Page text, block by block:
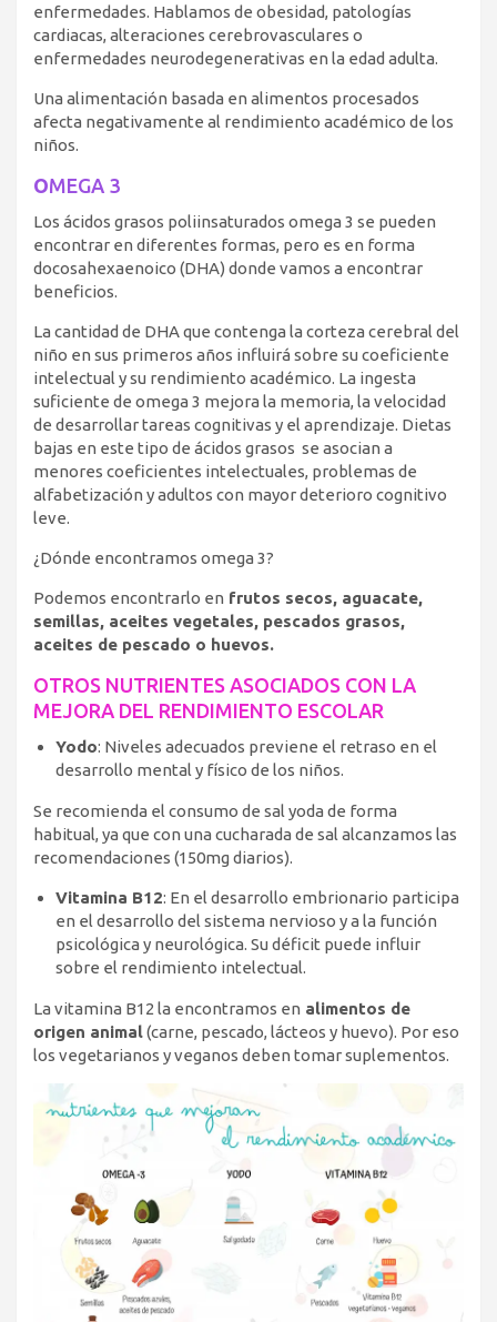
enfermedades. Hablamos de obesidad, patologías
cardiacas, alteraciones cerebrovasculares o
enfermedades neurodegenerativas en la edad adulta.
Una alimentación basada en alimentos procesados
afecta negativamente al rendimiento académico de los
niños.
OMEGA 3
Los ácidos grasos poliinsaturados omega 3 se pueden
encontrar en diferentes formas, pero es en forma
docosahexaenoico (DHA) donde vamos a encontrar
beneficios.
La cantidad de DHA que contenga la corteza cerebral del
niño en sus primeros años influirá sobre su coeficiente
intelectual y su rendimiento académico. La ingesta
suficiente de omega 3 mejora la memoria, la velocidad
de desarrollar tareas cognitivas y el aprendizaje. Dietas
bajas en este tipo de ácidos grasos se asocian a
menores coeficientes intelectuales, problemas de
alfabetización y adultos con mayor deterioro cognitivo
leve.
¿Dónde encontramos omega 3?
Podemos encontrarlo en frutos secos, aguacate,
semillas, aceites vegetales, pescados grasos,
aceites de pescado o huevos.
OTROS NUTRIENTES ASOCIADOS CON LA
MEJORA DEL RENDIMIENTO ESCOLAR
Yodo: Niveles adecuados previene el retraso en el
desarrollo mental y físico de los niños.
Se recomienda el consumo de sal yoda de forma
habitual, ya que con una cucharada de sal alcanzamos las
recomendaciones (150mg diarios).
Vitamina B12: En el desarrollo embrionario participa
en el desarrollo del sistema nervioso y a la función
psicológica y neurológica. Su déficit puede influir
sobre el rendimiento intelectual.
La vitamina B12 la encontramos en alimentos de
origen animal(carne, pescado, lácteos y huevo). Por eso
los vegetarianos y veganos deben tomar suplementos.